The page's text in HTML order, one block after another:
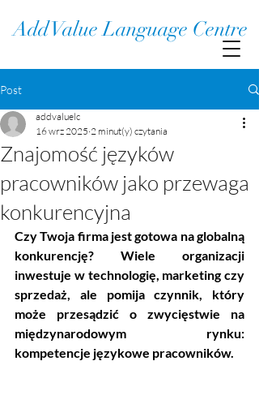
Add Value Language Centre
Post
Znajomość języków
pracowników jako przewaga
konkurencyjna
addvaluelc
16 wrz 2025 2 minut(y) czytania
Czy Twoja firma jest gotowa na globalną
konkurencję? Wiele organizacji
inwestuje w technologię, marketing czy
sprzedaż, ale pomija czynnik, który
może przesądzić o zwycięstwie na
międzynarodowym rynku:
kompetencje językowe pracowników.